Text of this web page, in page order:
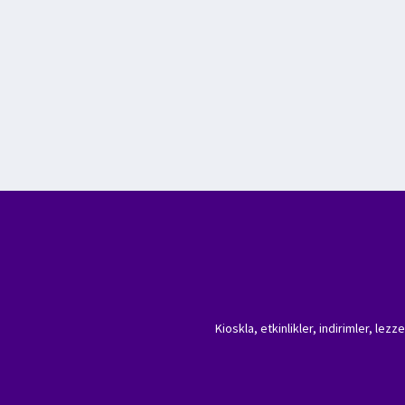
Kioskla, etkinlikler, indirimler,